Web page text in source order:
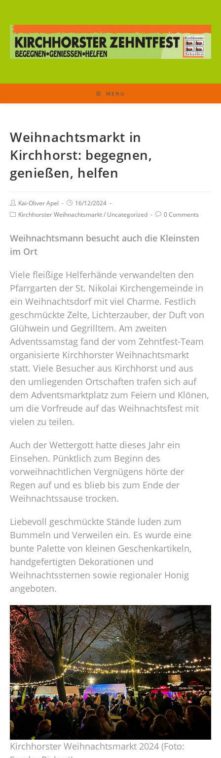
MENU
Weihnachtsmarkt in
Kirchhorst: begegnen,
genießen, helfen
Kai-Oliver Apel
16/12/2024
Kirchhorster Weihnachtsmarkt/ Uncategorized 0 Comments
Weihnachtsmann besucht auch die Kleinsten
im Ort
Viele fleißige Helferhände verwandelten den
Pfarrgarten der St. Nikolai Kirchengemeinde in
ein Weihnachtsdorf mit viel Charme. Festlich
geschmückte Zelte, Lichterzauber, der Duft von
Glühwein und Gegrilltem. Am zweiten
Adventssamstag fand der vom Zehntfest-Team
organisierte Kirchhorster Weihnachtsmarkt
statt. Viele Besucher aus Kirchhorst und aus
den umliegenden Ortschaften trafen sich auf
dem Adventsmarktplatz zum Feiern und Klönen,
um die Vorfreude auf das Weihnachtsfest mit
vielen zu teilen.
Auch der Wettergott hatte dieses Jahr ein
Einsehen. Pünktlich zum Beginn des
vorweihnachtlichen Vergnügens hörte der
Regen auf und es blieb bis zum Ende der
Weihnachtssause trocken.
Liebevoll geschmückte Stände luden zum
Bummeln und Verweilen ein. Es wurde eine
bunte Palette von kleinen Geschenkartikeln,
handgefertigten Dekorationen und
Weihnachtssternen sowie regionaler Honig
angeboten.
Kirchhorster Weihnachtsmarkt 2024 (Foto: